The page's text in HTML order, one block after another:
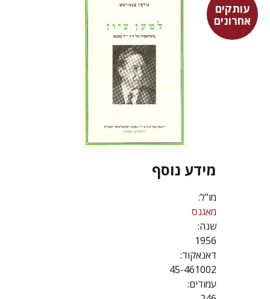
עותקים
אחרונים
מידע נוסף
מו"ל:
מאגנס
שנה:
1956
דאנאקוד:
45-461002
עמודים: